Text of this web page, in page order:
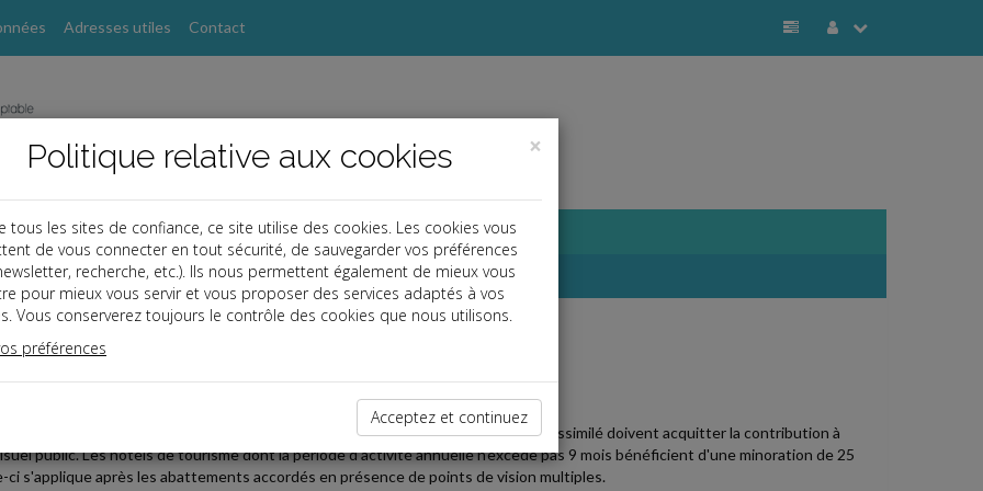
Adresses utiles Contact
02-22
À L'AUDIOVISUEL PUBLIC
qui utilisent des appareils de réception de télévision ou un dispositif assimilé doivent acquitter la contribution à
public. Les hôtels de tourisme dont la période d'activité annuelle n'excède pas 9 mois bénéficient d'une minoration de 25
ci s'applique après les abattements accordés en présence de points de vision multiples.
×
Politique relative aux cookies
tous les sites de confiance, ce site utilise des cookies. Les cookies vous
de vous connecter en tout sécurité, de sauvegarder vos préférences
recherche, etc.). Ils nous permettent également de mieux vous
pour mieux vous servir et vous proposer des services adaptés à vos
Vous conserverez toujours le contrôle des cookies que nous utilisons.
préférences
Acceptez et continuez